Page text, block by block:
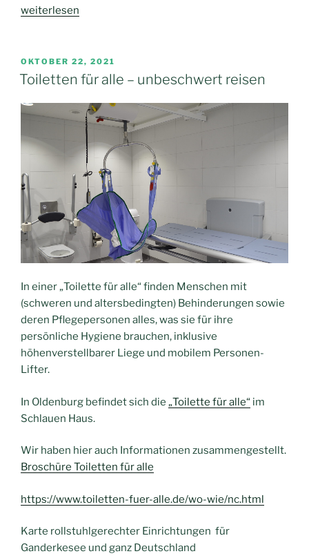
„Ergebnis
des
neuen
der
Gemeindebücherei
und
Innenräumen“
weiterlesen
VERÖFFENTLICHT
AM
OKTOBER 22, 2021
Toiletten für alle – unbeschwert reisen
In einer „Toilette für alle“ finden Menschen mit
(schweren und altersbedingten) Behinderungen sowie
deren Pflegepersonen alles, was sie für ihre
persönliche Hygiene brauchen, inklusive
höhenverstellbarer Liege und mobilem Personen-
Lifter.
In Oldenburg befindet sich die „Toilette für alle“ im
Schlauen Haus.
Wir haben hier auch Informationen zusammengestellt.
Broschüre Toiletten für alle
https://www.toiletten-fuer-alle.de/wo-wie/nc.html
Karte rollstuhlgerechter Einrichtungen für
Ganderkesee und ganz Deutschland